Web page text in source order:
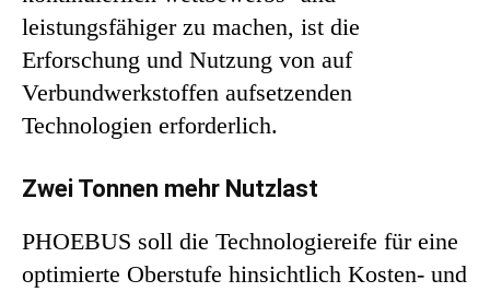
leistungsfähiger zu machen, ist die
Erforschung und Nutzung von auf
Verbundwerkstoffen aufsetzenden
Technologien erforderlich.
Zwei Tonnen mehr Nutzlast
PHOEBUS soll die Technologiereife für eine
optimierte Oberstufe hinsichtlich Kosten- und